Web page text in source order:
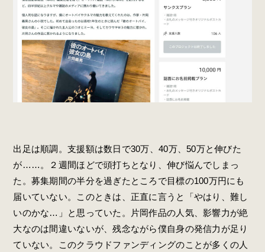
出足は順調。支援額は数日で30万、40万、50万と伸びた
が……。２週間ほどで頭打ちとなり、伸び悩んでしまっ
た。募集期間の半分を過ぎたところで目標の100万円にも
届いていない。このときは、正直に言うと「やはり、難し
いのかな…」と思っていた。片岡作品の人気、影響力が絶
大なのは間違いないが、残念ながら僕自身の発信力が足り
ていない。このクラウドファンディングのことが多くの人